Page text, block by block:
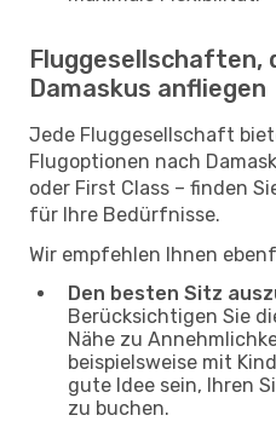
Fluggesellschaften,
Damaskus anfliegen
Jede Fluggesellschaft
Flugoptionen nach
oder First Class – finden
für Ihre Bedürfnisse.
Wir empfehlen Ihnen
Den besten Sitz
Berücksichtigen Sie
Nähe zu
beispielsweise mit
gute Idee sein, Ihren
zu buchen.